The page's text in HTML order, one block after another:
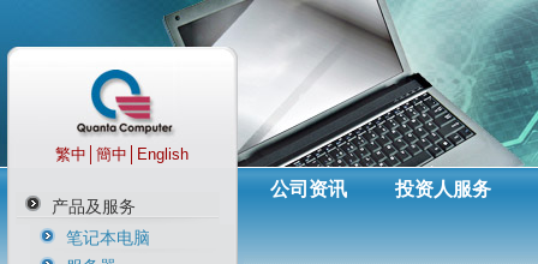
繁中 簡中 English
产品及服务
笔记本电脑
公司资讯 投资人服务